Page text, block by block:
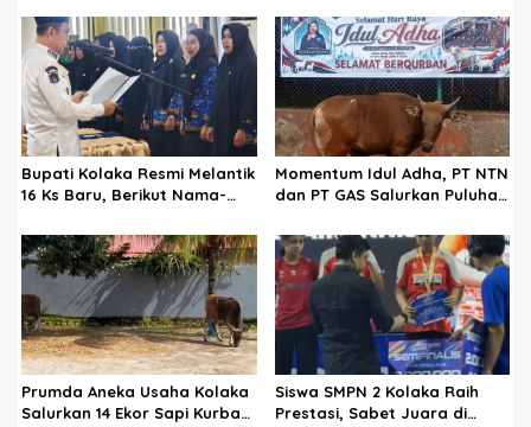
di Ajang Lomba Barisan Polisi
Cilik di Polda Sultra
Bupati Kolaka Resmi Melantik
16 Ks Baru, Berikut Nama-
Momentum Idul Adha, PT NTN
dan PT GAS Salurkan Puluhan
Prumda Aneka Usaha Kolaka
Salurkan 14 Ekor Sapi Kurban
Siswa SMPN 2 Kolaka Raih
Prestasi, Sabet Juara di